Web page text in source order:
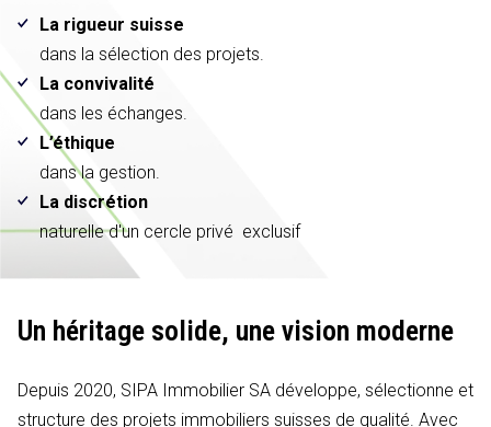
La rigueur suisse
dans la sélection des projets.
La convivalité
dans les échanges.
L’éthique
dans la gestion.
La discrétion
naturelle d'un cercle privé exclusif
Un héritage solide, une vision moderne
Depuis 2020, SIPA Immobilier SA développe, sélectionne et
structure des projets immobiliers suisses de qualité. Avec